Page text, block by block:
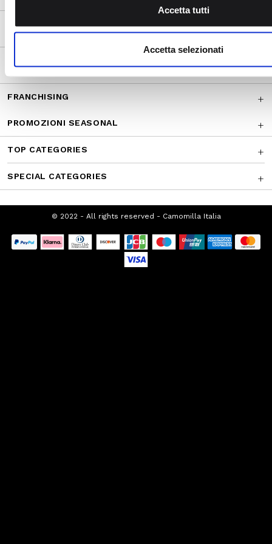
Accetta tutti
Accetta selezionati
SUPPORTO CLIENTI
FRANCHISING
PROMOZIONI SEASONAL
TOP CATEGORIES
SPECIAL CATEGORIES
© 2022 - All rights reserved - Camomilla Italia